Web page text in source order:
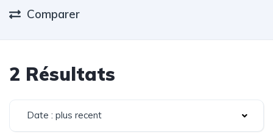
Comparer
2 Résultats
Date : plus recent